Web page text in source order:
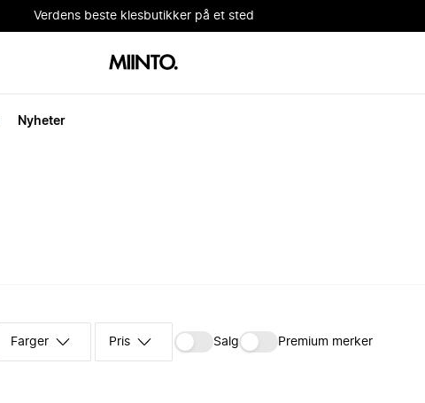
Verdens beste klesbutikker på et sted
Nyheter
Farger Pris Salg Premium merker